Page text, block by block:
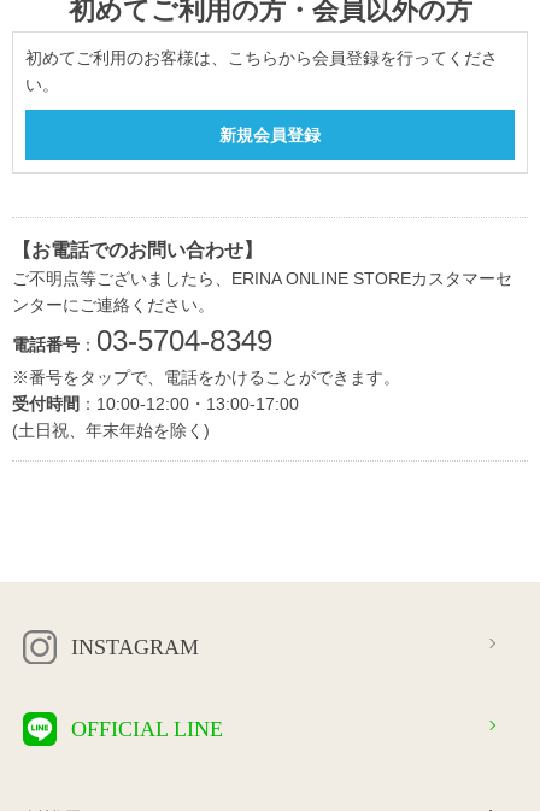
初めてご利用の方・会員以外の方
初めてご利用のお客様は、こちらから会員登録を行ってくださ
い。
【お電話でのお問い合わせ】
ご不明点等ございましたら、ERINA ONLINE STOREカスタマーセ
ンターにご連絡ください。
電話番号 ： 03-5704-8349
※番号をタップで、電話をかけることができます。
受付時間 ：10:00-12:00・13:00-17:00
(土日祝、年末年始を除く)
INSTAGRAM
OFFICIAL LINE